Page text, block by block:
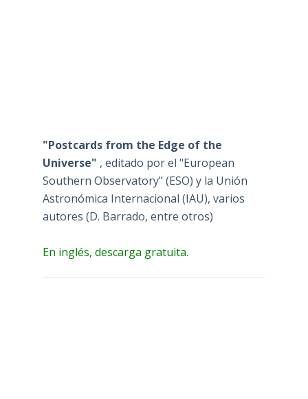
"Postcards from the Edge of the
Universe" , editado por el "European
Southern Observatory" (ESO) y la Unión
Astronómica Internacional (IAU), varios
autores (D. Barrado, entre otros)
En inglés, descarga gratuita.